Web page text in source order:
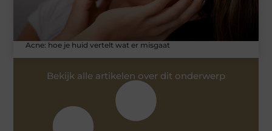
Acne: hoe je huid vertelt wat er misgaat
Bekijk alle artikelen over dit onderwerp